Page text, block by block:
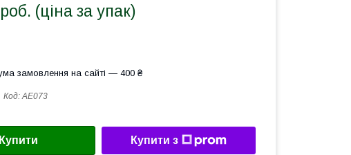
(ціна за упак)
замовлення на сайті — 400 ₴
Код:AE073
Купити Купити з